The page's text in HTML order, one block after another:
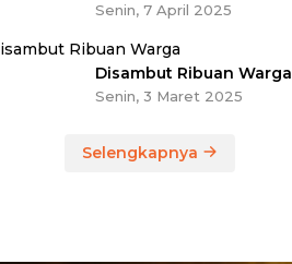
Senin, 7 April 2025
Disambut Ribuan Warga
Senin, 3 Maret 2025
Selengkapnya